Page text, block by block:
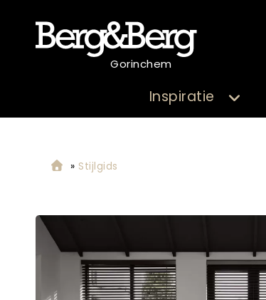
Gorinchem
Inspiratie
» Stijlgids